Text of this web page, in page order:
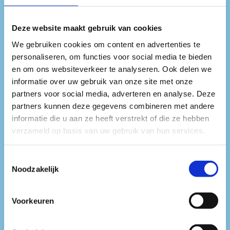
Deze website maakt gebruik van cookies
We gebruiken cookies om content en advertenties te
personaliseren, om functies voor social media te bieden
en om ons websiteverkeer te analyseren. Ook delen we
informatie over uw gebruik van onze site met onze
partners voor social media, adverteren en analyse. Deze
partners kunnen deze gegevens combineren met andere
informatie die u aan ze heeft verstrekt of die ze hebben
verzameld op basis van uw gebruik van hun services.
Noodzakelijk
Voorkeuren
overstijgende sound. Zijn stijl
beweegt tussen hard house,
progressive house en trance,
waarbij hij elementen uit
verschillende richtingen
samenbrengt tot een herkenbaar
geheel.
moderne producties, waardoor
een sound ontstaat die tegelijk